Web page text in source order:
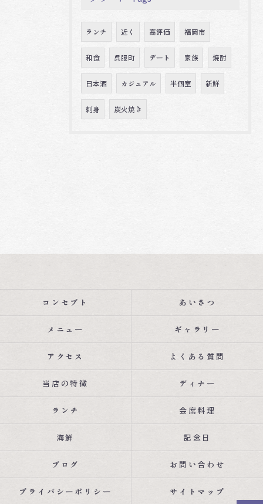
ランチ 近く 高評価 福岡市
和食 呉服町 デート 家族 焼酎
日本酒 カジュアル 半個室 新鮮
刺身 炭火焼き
コンセプト あいさつ
メニュー ギャラリー
アクセス よくある質問
当店の特徴 ディナー
ランチ 会席料理
海鮮 記念日
ブログ お問い合わせ
プライバシーポリシー サイトマップ